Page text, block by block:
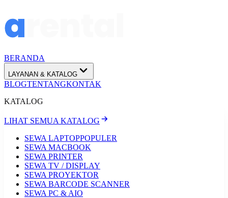
BERANDA
LAYANAN & KATALOG
BLOGTENTANGKONTAK
KATALOG
LIHAT SEMUA KATALOG
SEWA LAPTOPPOPULER
SEWA MACBOOK
SEWA PRINTER
SEWA TV / DISPLAY
SEWA PROYEKTOR
SEWA BARCODE SCANNER
SEWA PC & AIO